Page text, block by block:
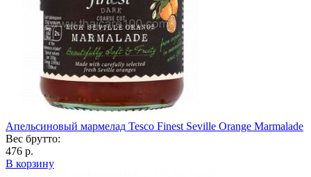
Апельсиновый мармелад Tesco Finest Seville Orange Marmalade
Вес брутто:
476 р.
В корзину